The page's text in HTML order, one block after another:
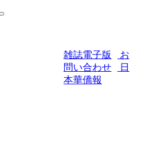
雑誌電子版
お
問い合わせ
日
本華僑報